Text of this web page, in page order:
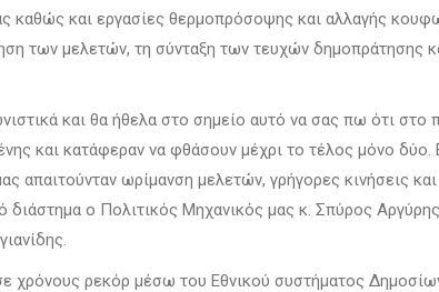
καθώς και εργασίες θερμοπρόσοψης και αλλαγής
των μελετών, τη σύνταξη των τευχών δημοπράτησης
και θα ήθελα στο σημείο αυτό να σας πω ότι
και κατάφεραν να φθάσουν μέχρι το τέλος μόνο
ωρίμανση μελετών, γρήγορες κινήσεις και
ο Πολιτικός Μηχανικός μας κ. Σπύρος
χρόνους ρεκόρ μέσω του Εθνικού συστήματος